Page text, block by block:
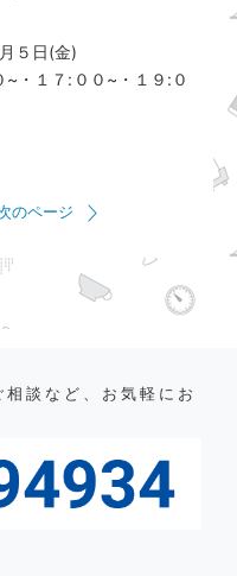
５日(金)
・１７:００~・１９:０
のページ
談など、お気軽にお